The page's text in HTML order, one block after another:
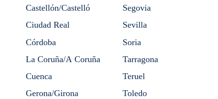
Castellón/Castelló
Ciudad Real
Córdoba
La Coruña/A Coruña
Cuenca
Gerona/Girona
Segovia
Sevilla
Soria
Tarragona
Teruel
Toledo